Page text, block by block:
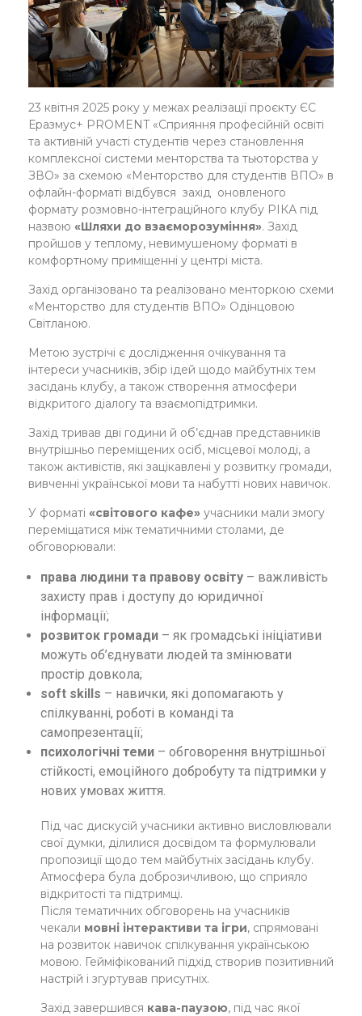
23 квітня 2025 року у межах реалізації проєкту ЄС
Еразмус+ PROMENT «Сприяння професійній освіті
та активній участі студентів через становлення
комплексної системи менторства та тьюторства у
ЗВО» за схемою «Менторство для студентів ВПО» в
офлайн-форматі відбувся захід оновленого
формату розмовно-інтеграційного клубу РІКА під
назвою «Шляхи до взаєморозуміння». Захід
пройшов у теплому, невимушеному форматі в
комфортному приміщенні у центрі міста.
Захід організовано та реалізовано менторкою схеми
«Менторство для студентів ВПО» Одінцовою
Світланою.
Метою зустрічі є дослідження очікування та
інтереси учасників, збір ідей щодо майбутніх тем
засідань клубу, а також створення атмосфери
відкритого діалогу та взаємопідтримки.
Захід тривав дві години й об’єднав представників
внутрішньо переміщених осіб, місцевої молоді, а
також активістів, які зацікавлені у розвитку громади,
вивченні української мови та набутті нових навичок.
У форматі «світового кафе» учасники мали змогу
переміщатися між тематичними столами, де
обговорювали:
права людини та правову освіту – важливість
захисту прав і доступу до юридичної
інформації;
розвиток громади – як громадські ініціативи
можуть об’єднувати людей та змінювати
простір довкола;
soft skills – навички, які допомагають у
спілкуванні, роботі в команді та
самопрезентації;
психологічні теми – обговорення внутрішньої
стійкості, емоційного добробуту та підтримки у
нових умовах життя.
Під час дискусій учасники активно висловлювали
свої думки, ділилися досвідом та формулювали
пропозиції щодо тем майбутніх засідань клубу.
Атмосфера була доброзичливою, що сприяло
відкритості та підтримці.
Після тематичних обговорень на учасників
чекали мовні інтерактиви та ігри, спрямовані
на розвиток навичок спілкування українською
мовою. Гейміфікований підхід створив позитивний
настрій і згуртував присутніх.
Захід завершився кава-паузою, під час якої